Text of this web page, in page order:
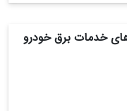
خدمات برق خودرو